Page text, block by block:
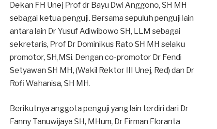
Dekan FH Unej Prof dr Bayu Dwi Anggono, SH MH
sebagai ketua penguji. Bersama sepuluh penguji lain
antara lain Dr Yusuf Adiwibowo SH, LLM sebagai
sekretaris, Prof Dr Dominikus Rato SH MH selaku
promotor, SH,MSi. Dengan co-promotor Dr Fendi
Setyawan SH MH, (Wakil Rektor III Unej, Red) dan Dr
Rofi Wahanisa, SH MH.
Berikutnya anggota penguji yang lain terdiri dari Dr
Fanny Tanuwijaya SH, MHum, Dr Firman Floranta